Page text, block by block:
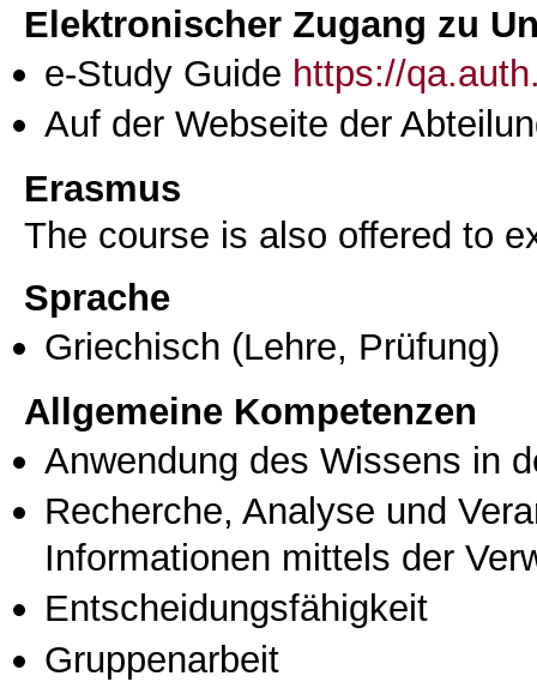
Elektronischer Zugang zu
e-Study Guide https://
Auf der Webseite der
Erasmus
The course is also offered to
Sprache
Griechisch (Lehre, Prüfung)
Allgemeine Kompetenzen
Anwendung des Wissens in
Recherche, Analyse und
Informationen mittels der
Entscheidungsfähigkeit
Gruppenarbeit